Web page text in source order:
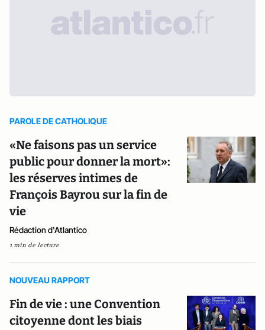
PAROLE DE CATHOLIQUE
«Ne faisons pas un service
public pour donner la mort»:
les réserves intimes de
François Bayrou sur la fin de
vie
Rédaction d'Atlantico
1 min de lecture
NOUVEAU RAPPORT
Fin de vie : une Convention
citoyenne dont les biais